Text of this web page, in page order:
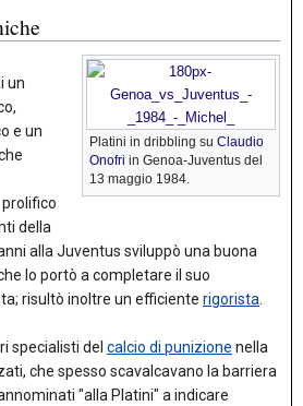
Platini in dribbling su Claudio
Onofri in Genoa-Juventus del
13 maggio 1984.
un
e un
della
alla Juventus sviluppò una buona
lo portò a completare il suo
risultò inoltre un efficiente rigorista
specialisti del calcio di punizione nella
che spesso scavalcavano la barriera
"alla Platini" a indicare